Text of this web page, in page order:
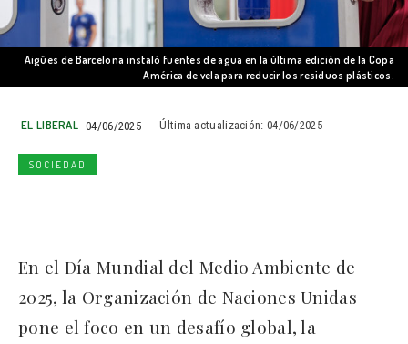
Aigües de Barcelona instaló fuentes de agua en la última edición de la Copa
América de vela para reducir los residuos plásticos.
EL LIBERAL 04/06/2025 Última actualización: 04/06/2025
SOCIEDAD
En el Día Mundial del Medio Ambiente de
2025, la Organización de Naciones Unidas
pone el foco en un desafío global, la